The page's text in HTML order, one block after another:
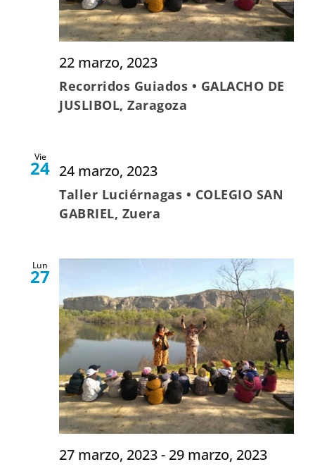
22 marzo, 2023
Recorridos Guiados • GALACHO DE
JUSLIBOL, Zaragoza
Vie
24 24 marzo, 2023
Taller Luciérnagas • COLEGIO SAN
GABRIEL, Zuera
Lun
27
27 marzo, 2023- 29 marzo, 2023